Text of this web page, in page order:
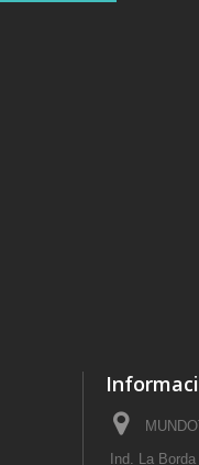
Ind. La